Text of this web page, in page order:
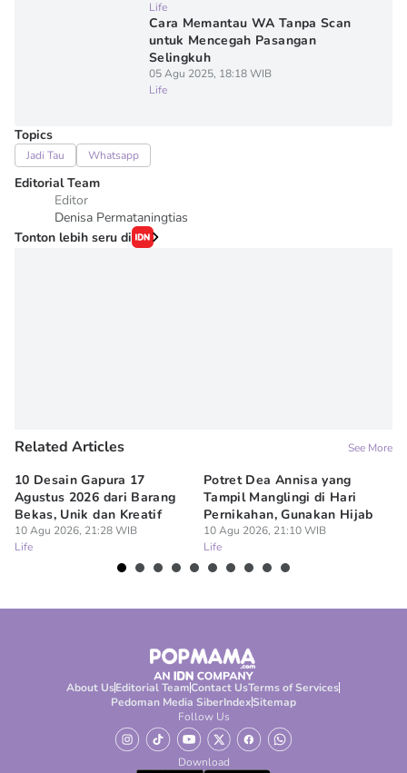
Life
Cara Memantau WA Tanpa Scan
untuk Mencegah Pasangan
Selingkuh
05 Agu 2025, 18:18 WIB
Life
Topics
Jadi Tau Whatsapp
Editorial Team
Editor
Denisa Permataningtias
Tonton lebih seru di
Related Articles See More
10 Desain Gapura 17
Agustus 2026 dari Barang
Bekas, Unik dan Kreatif
10 Agu 2026, 21:28 WIB
Life
Potret Dea Annisa yang
Tampil Manglingi di Hari
Pernikahan, Gunakan Hijab
10 Agu 2026, 21:10 WIB
Life
About UsEditorial TeamContact UsTerms of Services
Pedoman Media SiberIndexSitemap
Follow Us
Download